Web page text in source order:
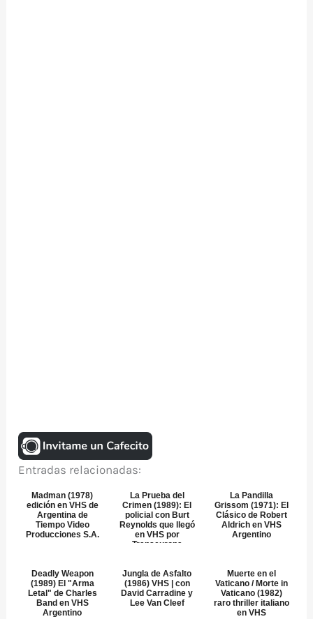
Entradas relacionadas:
Madman (1978)
edición en VHS de
Argentina de
Tiempo Video
Producciones S.A.
La Prueba del
Crimen (1989): El
policial con Burt
Reynolds que llegó
en VHS por
Transeuropa
La Pandilla
Grissom (1971): El
Clásico de Robert
Aldrich en VHS
Argentino
Deadly Weapon
(1989) El "Arma
Letal" de Charles
Band en VHS
Argentino
Jungla de Asfalto
(1986) VHS | con
David Carradine y
Lee Van Cleef
Muerte en el
Vaticano / Morte in
Vaticano (1982)
raro thriller italiano
en VHS